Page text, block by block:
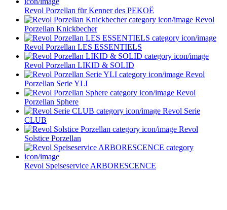
Revol Porzellan für Kenner des PEKOË
Revol
Porzellan Knickbecher
Revol Porzellan LES ESSENTIELS
Revol Porzellan LIKID & SOLID
Revol
Porzellan Serie YLI
Revol
Porzellan Sphere
Revol Serie
CLUB
Revol
Solstice Porzellan
Revol Speiseservice ARBORESCENCE